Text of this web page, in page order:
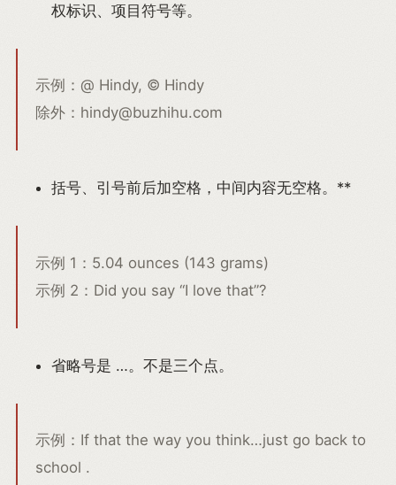
权标识、项目符号等。
示例：@ Hindy, © Hindy
除外：hindy@buzhihu.com
括号、引号前后加空格，中间内容无空格。**
示例 1：5.04 ounces (143 grams)
示例 2：Did you say “I love that”?
省略号是 …。不是三个点。
示例：If that the way you think…just go back to
school .